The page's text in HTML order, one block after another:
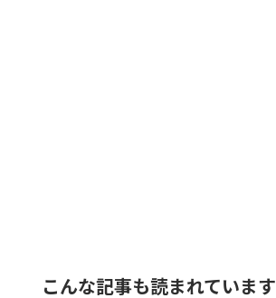
こんな記事も読まれています